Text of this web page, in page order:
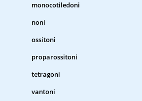
monocotiledoni
noni
ossitoni
proparossitoni
tetragoni
vantoni